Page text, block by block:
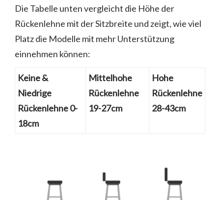
Die Tabelle unten vergleicht die Höhe der
Rückenlehne mit der Sitzbreite und zeigt, wie viel
Platz die Modelle mit mehr Unterstützung
einnehmen können:
Keine &
Niedrige
Rückenlehne 0-
18cm
Mittelhohe
Rückenlehne
19-27cm
Hohe
Rückenlehne
28-43cm